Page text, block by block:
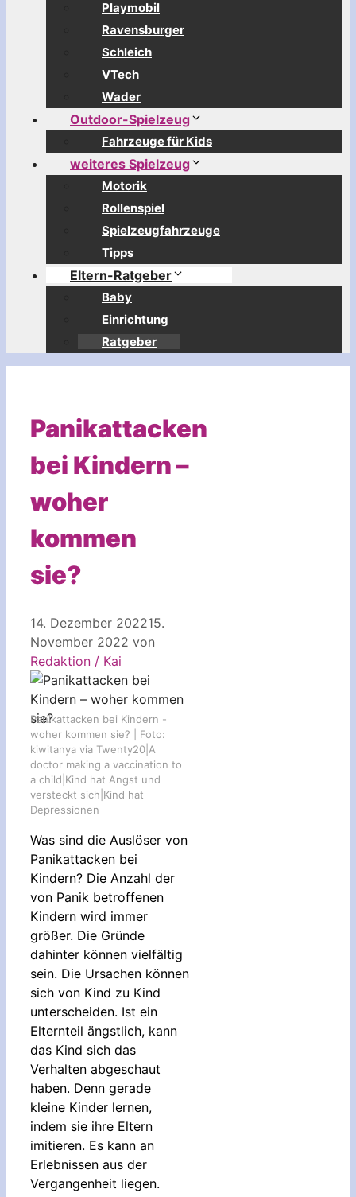
Playmobil
Ravensburger
Schleich
VTech
Wader
Outdoor-Spielzeug
Fahrzeuge für Kids
weiteres Spielzeug
Motorik
Rollenspiel
Spielzeugfahrzeuge
Tipps
Eltern-Ratgeber
Baby
Einrichtung
Ratgeber
Panikattacken
bei Kindern –
woher
kommen
sie?
14. Dezember 202215.
November 2022 von
Redaktion / Kai
Panikattacken bei Kindern -
woher kommen sie? | Foto:
kiwitanya via Twenty20|A
doctor making a vaccination to
a child|Kind hat Angst und
versteckt sich|Kind hat
Depressionen
Was sind die Auslöser von
Panikattacken bei
Kindern? Die Anzahl der
von Panik betroffenen
Kindern wird immer
größer. Die Gründe
dahinter können vielfältig
sein. Die Ursachen können
sich von Kind zu Kind
unterscheiden. Ist ein
Elternteil ängstlich, kann
das Kind sich das
Verhalten abgeschaut
haben. Denn gerade
kleine Kinder lernen,
indem sie ihre Eltern
imitieren. Es kann an
Erlebnissen aus der
Vergangenheit liegen.